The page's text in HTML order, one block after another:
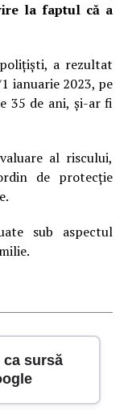
la faptul că a
a rezultat
ianuarie 2023, pe
35 de ani, și-ar fi
al riscului,
de protecție
sub aspectul
sursă